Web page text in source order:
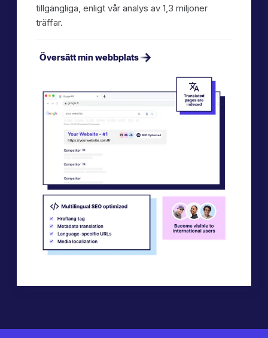
tillgängliga, enligt vår analys av 1,3 miljoner
träffar.
Översätt min webbplats